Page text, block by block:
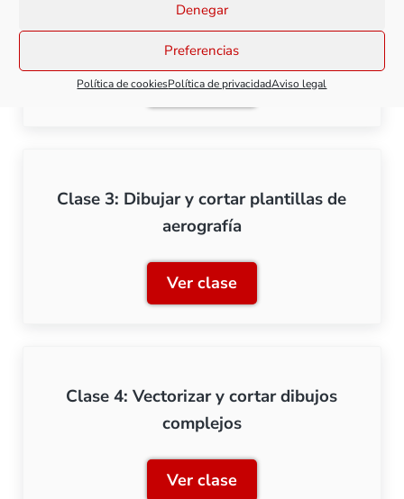
Denegar
Preferencias
Política de cookiesPolítica de privacidadAviso legal
Clase 2: Primeros cortes
Ver claseClase 2: Primeros cortes
Clase 3: Dibujar y cortar plantillas de
aerografía
Ver claseClase 3: Dibujar y cortar
Clase 4: Vectorizar y cortar dibujos
complejos
Ver claseClase 4: Vectorizar y